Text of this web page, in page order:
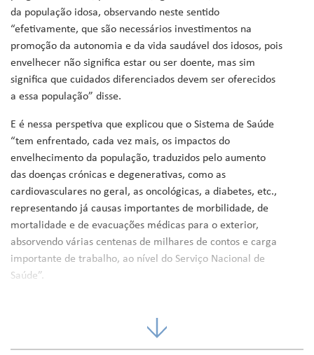
da população idosa, observando neste sentido
“efetivamente, que são necessários investimentos na
promoção da autonomia e da vida saudável dos idosos, pois
envelhecer não significa estar ou ser doente, mas sim
significa que cuidados diferenciados devem ser oferecidos
a essa população” disse.
E é nessa perspetiva que explicou que o Sistema de Saúde
“tem enfrentado, cada vez mais, os impactos do
envelhecimento da população, traduzidos pelo aumento
das doenças crónicas e degenerativas, como as
cardiovasculares no geral, as oncológicas, a diabetes, etc.,
representando já causas importantes de morbilidade, de
mortalidade e de evacuações médicas para o exterior,
absorvendo várias centenas de milhares de contos e carga
importante de trabalho, ao nível do Serviço Nacional de
Saúde”.
natureza pluridisciplinar e multidimensional, têm sido
dadas, através do ministério, mas, também, de parceiros,